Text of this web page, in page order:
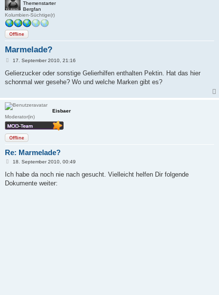
Themenstarter
Bergfan
Kolumbien-Süchtige(r)
Offline
Marmelade?
B
i
r
17. September 2010, 21:16
Gelierzucker oder sonstige Gelierhilfen enthalten Pektin. Hat das hier
schonmal wer gesehe? Wo und welche Marken gibt es?
Eisbaer
Moderator(in)
Offline
Re: Marmelade?
B
i
r
18. September 2010, 00:49
Ich habe da noch nie nach gesucht. Vielleicht helfen Dir folgende
Dokumente weiter: